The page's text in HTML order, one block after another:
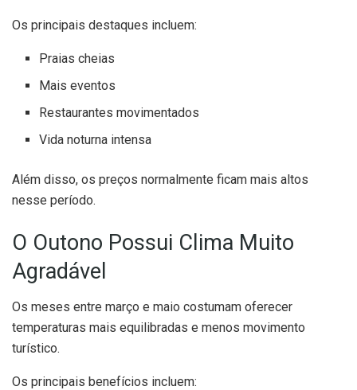
Os principais destaques incluem:
Praias cheias
Mais eventos
Restaurantes movimentados
Vida noturna intensa
Além disso, os preços normalmente ficam mais altos
nesse período.
O Outono Possui Clima Muito
Agradável
Os meses entre março e maio costumam oferecer
temperaturas mais equilibradas e menos movimento
turístico.
Os principais benefícios incluem: